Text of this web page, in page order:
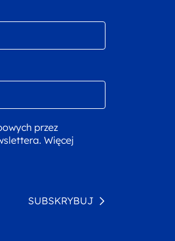
przez
Więcej
SUBSKRYBUJ